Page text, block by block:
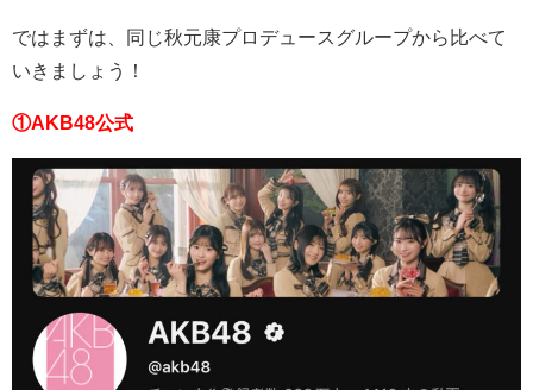
ではまずは、同じ秋元康プロデュースグループから比べて
いきましょう！
①AKB48公式